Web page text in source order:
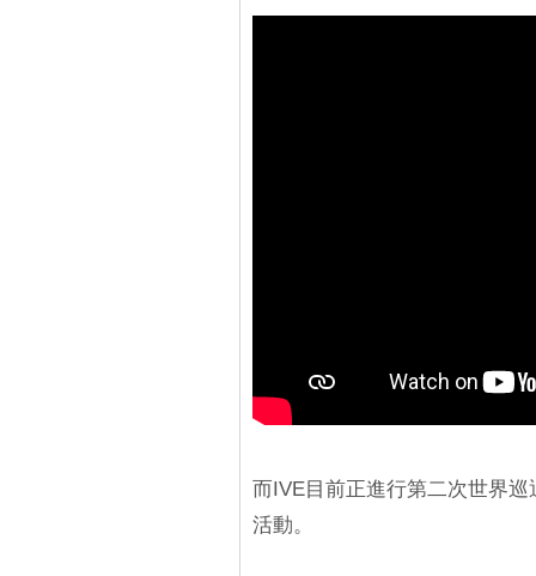
而IVE目前正進行第二次世界
活動。